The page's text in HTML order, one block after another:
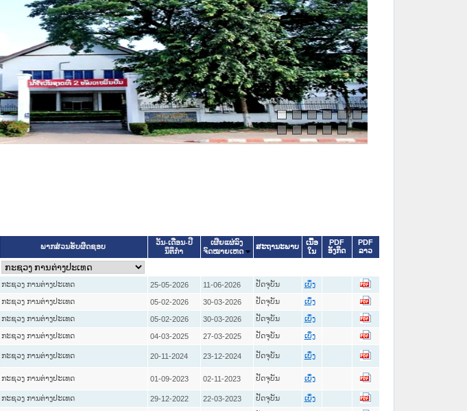
ພາກສ່ວນຮັບຜິດຊອບ
ວັນ-ເດືອນ-ປີ
ນິຕິກໍາ
ເຜີຍແຜ່ລົງ
ຈົດໝາຍເຫດ
ສະຖານະພາບ
ເນື້ອ
ໃນ
PDF
ອັງກິດ
PDF
ລາວ
ກະຊວງ ການຕ່າງປະເທດ 25-05-2026 11-06-2026 ປັດຈຸບັນ ເບິ່ງ
ກະຊວງ ການຕ່າງປະເທດ 05-02-2026 30-03-2026 ປັດຈຸບັນ ເບິ່ງ
ກະຊວງ ການຕ່າງປະເທດ 05-02-2026 30-03-2026 ປັດຈຸບັນ ເບິ່ງ
ກະຊວງ ການຕ່າງປະເທດ 04-03-2025 27-03-2025 ປັດຈຸບັນ ເບິ່ງ
ກະຊວງ ການຕ່າງປະເທດ 20-11-2024 23-12-2024 ປັດຈຸບັນ ເບິ່ງ
ກະຊວງ ການຕ່າງປະເທດ 01-09-2023 02-11-2023 ປັດຈຸບັນ ເບິ່ງ
ກະຊວງ ການຕ່າງປະເທດ 29-12-2022 22-03-2023 ປັດຈຸບັນ ເບິ່ງ